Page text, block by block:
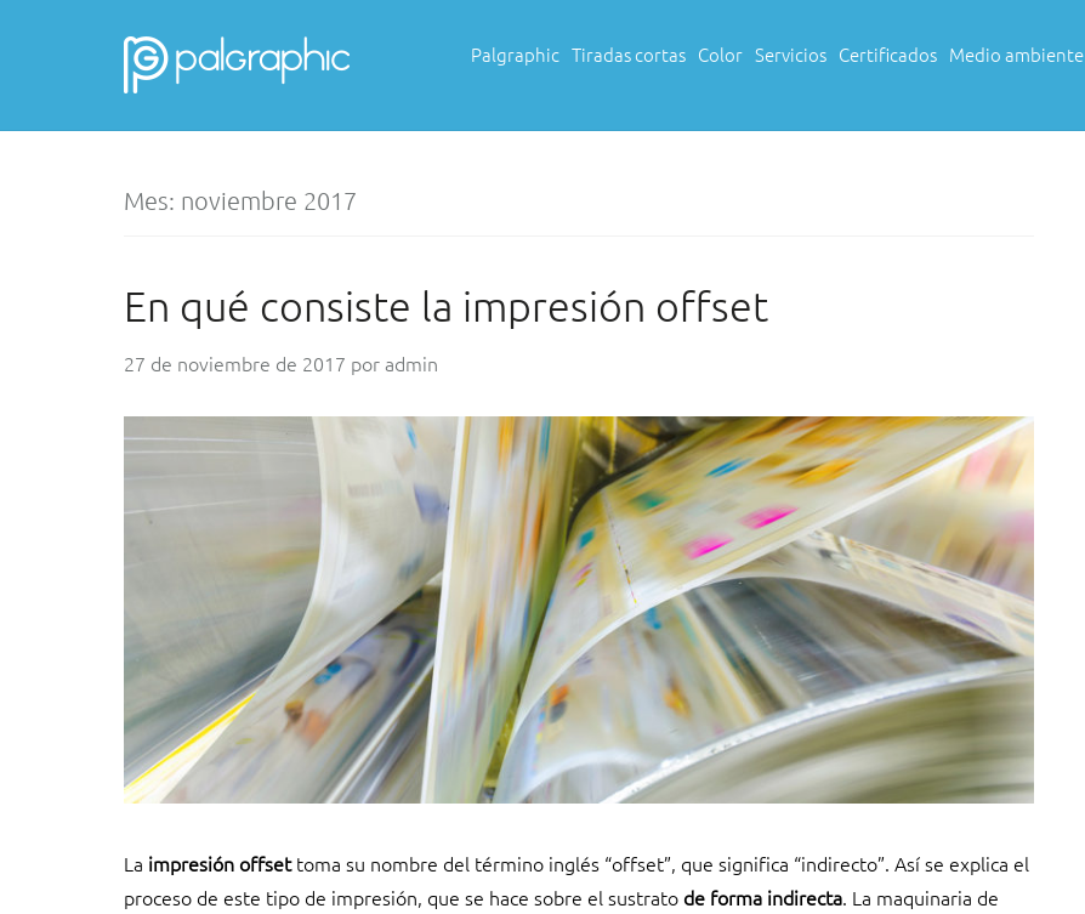
PALGRAPHIC
Palgraphic Tiradas cortas Color Servicios Certificados Medio ambiente
Mes: noviembre 2017
En qué consiste la impresión offset
27 de noviembre de 2017 poradmin
La impresión offsettoma su nombre del término inglés “offset”, que significa “indirecto”. Así se explica el
proceso de este tipo de impresión, que se hace sobre el sustratode forma indirecta. La maquinaria de